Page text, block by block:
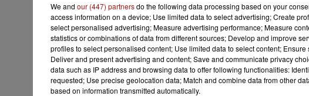
We and our (447) partnersdo the following data processing based on your
access information on a device; Use limited data to select advertising; Create
select personalised advertising; Measure advertising performance; Measure
statistics or combinations of data from different sources; Develop and improve
profiles to select personalised content; Use limited data to select content;
Deliver and present advertising and content; Save and communicate privacy
data such as IP address and browsing data to offer following functionalities:
requested; Use precise geolocation data; Match and combine data from other
based on information transmitted automatically.